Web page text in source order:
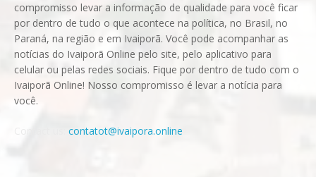
compromisso levar a informação de qualidade para você ficar
por dentro de tudo o que acontece na política, no Brasil, no
Paraná, na região e em Ivaiporã. Você pode acompanhar as
notícias do Ivaiporã Online pelo site, pelo aplicativo para
celular ou pelas redes sociais. Fique por dentro de tudo com o
Ivaiporã Online! Nosso compromisso é levar a notícia para
você.
contatot@ivaipora.online